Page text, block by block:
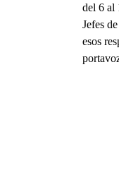
del 6 al
Jefes
esos